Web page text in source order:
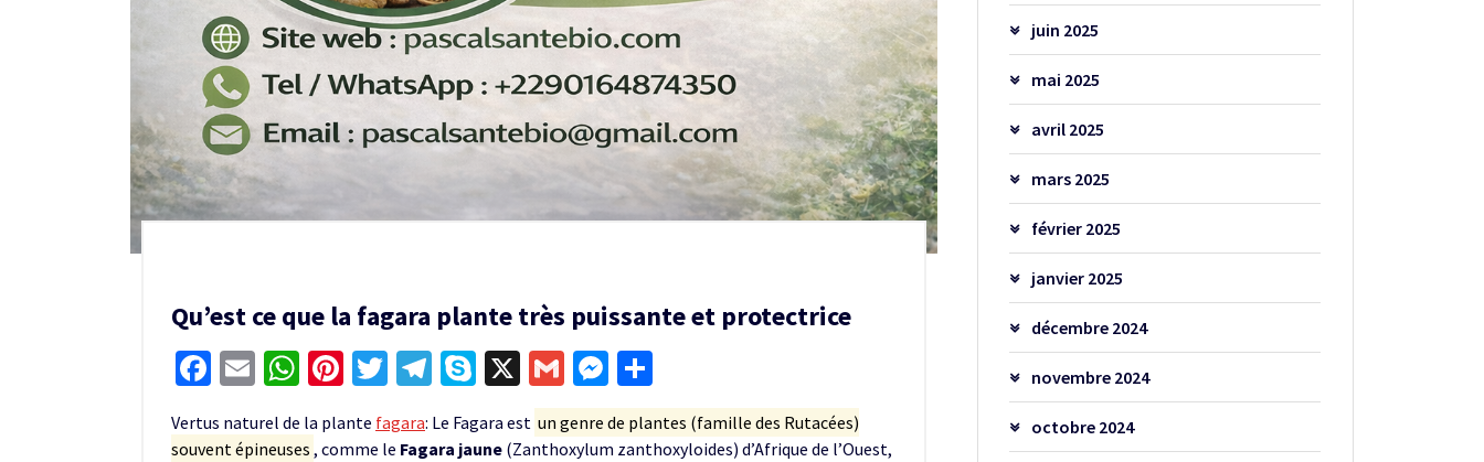
Qu’est ce que la fagara plante très puissante et protectrice
Facebook
EmailWhatsApp
Pinterest
Twitter
Telegram
Skype
X GmailMessenger
Vertus naturel de la plante fagara: Le Fagara est un genre de plantes (famille des Rutacées)
souvent épineuses , comme le Fagara jaune (Zanthoxylum zanthoxyloides) d’Afrique de l’Ouest,
juin 2025
mai 2025
avril 2025
mars 2025
février 2025
janvier 2025
décembre 2024
novembre 2024
octobre 2024